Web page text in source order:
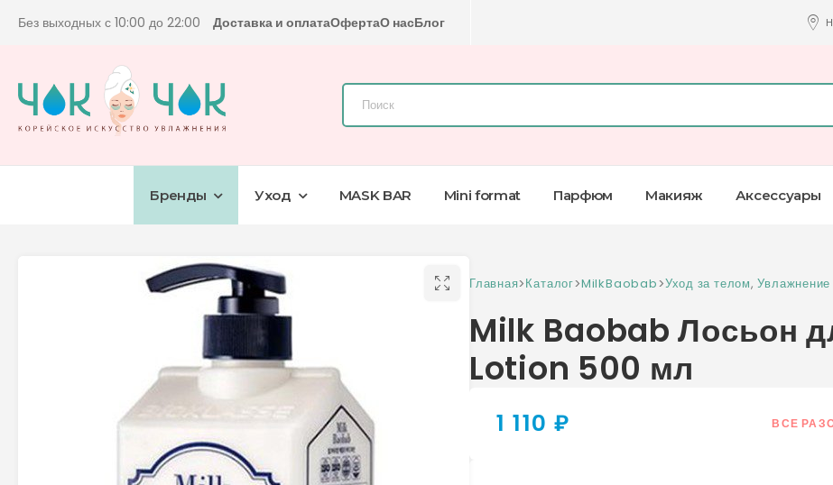
Без выходных с 10:00 до 22:00 Доставка и оплатаОфертаО насБлог
Бренды Уход MASK BAR Mini format Парфюм Макияж Аксессуары
Главная>Каталог>MilkBaobab>Уход за телом,Увлажнение
Milk Baobab Лосьон
Lotion 500 мл
1 110 ₽ ВСЕ